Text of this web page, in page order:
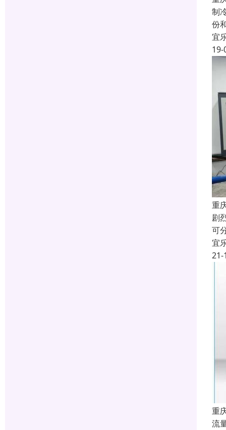
制
份
宜
19-
重
剧
可
宜
21-
重
流